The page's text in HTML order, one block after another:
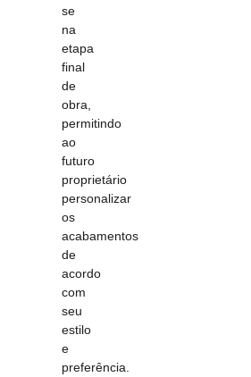
se
na
etapa
final
de
obra,
permitindo
ao
futuro
proprietário
personalizar
os
acabamentos
de
acordo
com
seu
estilo
e
preferência.